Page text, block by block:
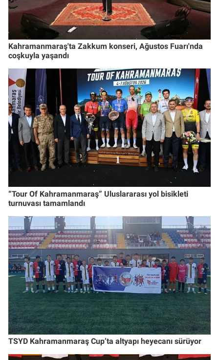
Kahramanmaraş'ta Zakkum konseri, Ağustos Fuarı'nda
coşkuyla yaşandı
“Tour Of Kahramanmaraş” Uluslararası yol bisikleti
turnuvası tamamlandı
TSYD Kahramanmaraş Cup’ta altyapı heyecanı sürüyor